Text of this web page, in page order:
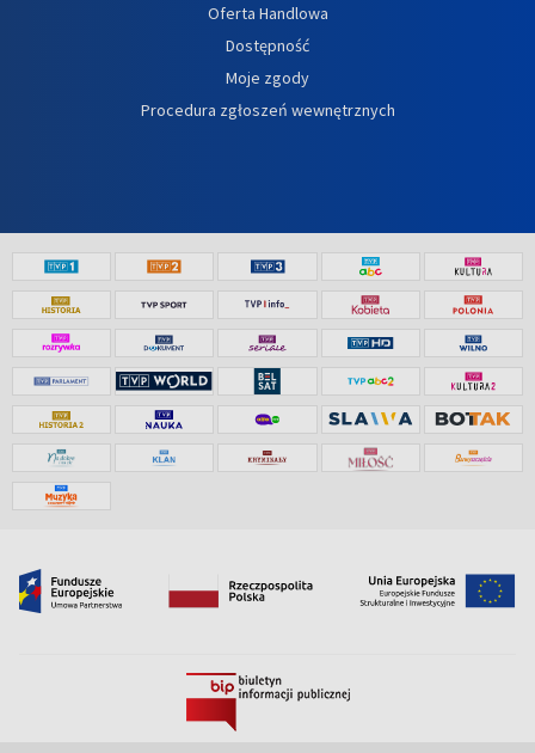
Oferta Handlowa
Dostępność
Moje zgody
Procedura zgłoszeń wewnętrznych